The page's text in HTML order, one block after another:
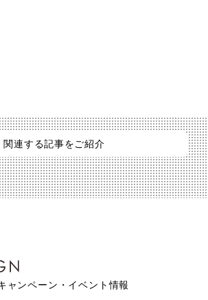
関連する記事をご紹介
ャンペーン・イベント情報